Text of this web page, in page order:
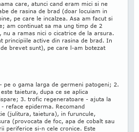
care, atunci cand eram mici si ne
de rasina de brad (doar locuiam in
pe care le incalzea. Asa am facut si
am continuat sa ma ung timp de 2
a ramas nici o cicatrice de la arsura.
principiile active din rasina de brad. In
brevet sunt), pe care l-am botezat
o gama larga de germeni patogeni; 2.
taietura, dupa ce se aplica
3. trofic regeneratoare - ajuta la
reface epiderma. Recomand
(julitura, taietura), in furuncule,
(provocata de foc, apa de cobalt sau
periferice si-n cele cronice. Este